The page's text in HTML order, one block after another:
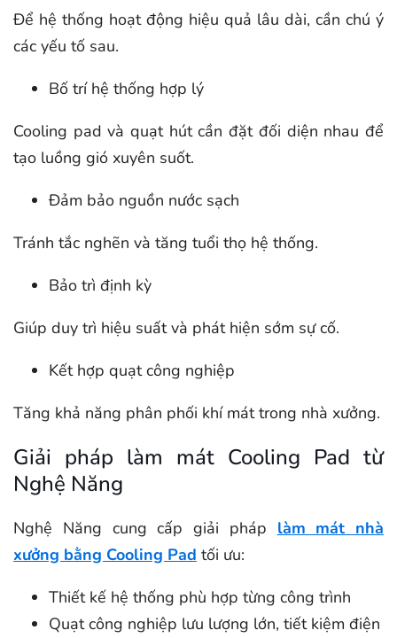
Để hệ thống hoạt động hiệu quả lâu dài, cần chú ý
các yếu tố sau.
Bố trí hệ thống hợp lý
Cooling pad và quạt hút cần đặt đối diện nhau để
tạo luồng gió xuyên suốt.
Đảm bảo nguồn nước sạch
Tránh tắc nghẽn và tăng tuổi thọ hệ thống.
Bảo trì định kỳ
Giúp duy trì hiệu suất và phát hiện sớm sự cố.
Kết hợp quạt công nghiệp
Tăng khả năng phân phối khí mát trong nhà xưởng.
Giải pháp làm mát Cooling Pad từ
Nghệ Năng
Nghệ Năng cung cấp giải pháp làm mát nhà
xưởng bằng Cooling Pad tối ưu:
Thiết kế hệ thống phù hợp từng công trình
Quạt công nghiệp lưu lượng lớn, tiết kiệm điện